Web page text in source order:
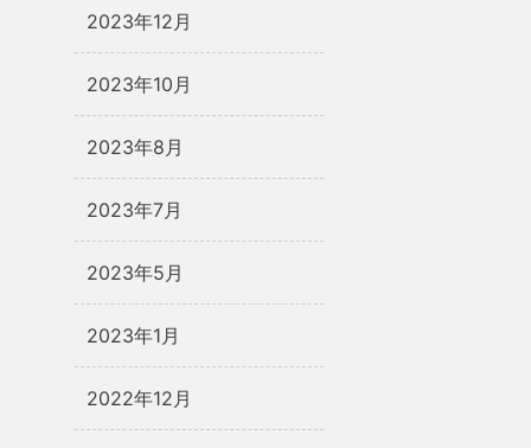
2023年12月
2023年10月
2023年8月
2023年7月
2023年5月
2023年1月
2022年12月